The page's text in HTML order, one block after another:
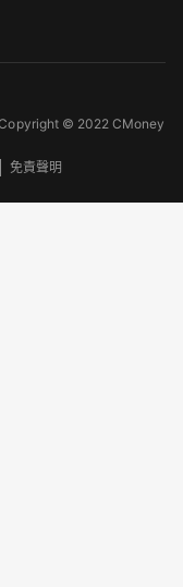
© 2022 CMoney
免責聲明